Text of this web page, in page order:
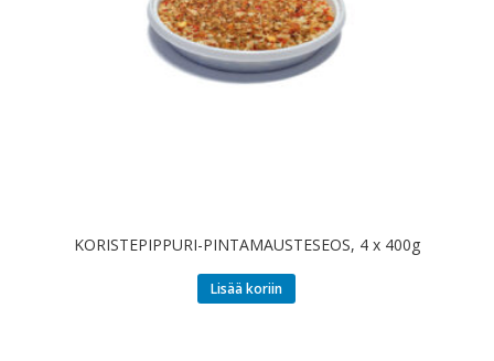
KORISTEPIPPURI-PINTAMAUSTESEOS, 4 x 400g
Lisää koriin